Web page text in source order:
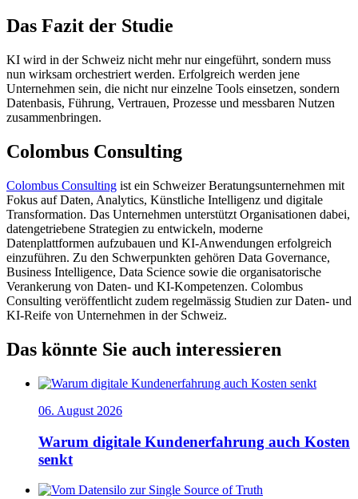
Das Fazit der Studie
KI wird in der Schweiz nicht mehr nur eingeführt, sondern muss
nun wirksam orchestriert werden. Erfolgreich werden jene
Unternehmen sein, die nicht nur einzelne Tools einsetzen, sondern
Datenbasis, Führung, Vertrauen, Prozesse und messbaren Nutzen
zusammenbringen.
Colombus Consulting
Colombus Consulting ist ein Schweizer Beratungsunternehmen mit
Fokus auf Daten, Analytics, Künstliche Intelligenz und digitale
Transformation. Das Unternehmen unterstützt Organisationen dabei,
datengetriebene Strategien zu entwickeln, moderne
Datenplattformen aufzubauen und KI-Anwendungen erfolgreich
einzuführen. Zu den Schwerpunkten gehören Data Governance,
Business Intelligence, Data Science sowie die organisatorische
Verankerung von Daten- und KI-Kompetenzen. Colombus
Consulting veröffentlicht zudem regelmässig Studien zur Daten- und
KI-Reife von Unternehmen in der Schweiz.
Das könnte Sie auch interessieren
06. August 2026
Warum digitale Kundenerfahrung auch Kosten
senkt